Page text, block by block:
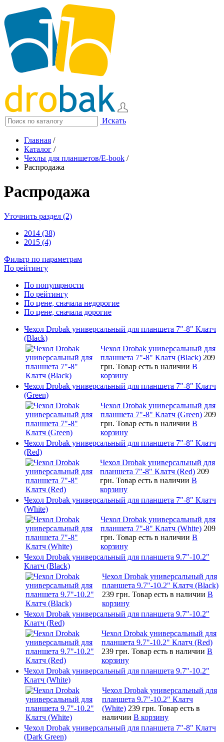
Искать
Главная /
Каталог /
Чехлы для планшетов/E-book /
Распродажа
Распродажа
Уточнить раздел (2)
2014 (38)
2015 (4)
Фильтр по параметрам
По рейтингу
По популярности
По рейтингу
По цене, сначала недорогие
По цене, сначала дорогие
Чехол Drobak универсальный для планшета 7"-8" Клатч
(Black)
Чехол Drobak универсальный для
планшета 7"-8" Клатч (Black) 209
грн. Товар есть в наличии В
корзину
Чехол Drobak универсальный для планшета 7"-8" Клатч
(Green)
Чехол Drobak универсальный для
планшета 7"-8" Клатч (Green) 209
грн. Товар есть в наличии В
корзину
Чехол Drobak универсальный для планшета 7"-8" Клатч
(Red)
Чехол Drobak универсальный для
планшета 7"-8" Клатч (Red) 209
грн. Товар есть в наличии В
корзину
Чехол Drobak универсальный для планшета 7"-8" Клатч
(White)
Чехол Drobak универсальный для
планшета 7"-8" Клатч (White) 209
грн. Товар есть в наличии В
корзину
Чехол Drobak универсальный для планшета 9.7"-10.2"
Клатч (Black)
Чехол Drobak универсальный для
планшета 9.7"-10.2" Клатч (Black)
239 грн. Товар есть в наличии В
корзину
Чехол Drobak универсальный для планшета 9.7"-10.2"
Клатч (Red)
Чехол Drobak универсальный для
планшета 9.7"-10.2" Клатч (Red)
239 грн. Товар есть в наличии В
корзину
Чехол Drobak универсальный для планшета 9.7"-10.2"
Клатч (White)
Чехол Drobak универсальный для
планшета 9.7"-10.2" Клатч
(White) 239 грн. Товар есть в
наличии В корзину
Чехол Drobak универсальный для планшета 7"-8" Клатч
(Dark Green)